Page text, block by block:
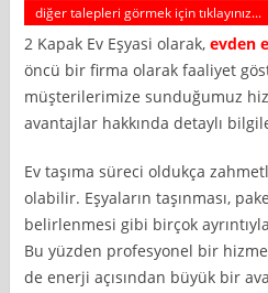
diğer talepleri görmek için tıklayınız...
2 Kapak Ev Eşyasi olarak,evden
öncü bir firma olarak faaliyet
müşterilerimize sunduğumuz
avantajlar hakkında detaylı
Ev taşıma süreci oldukça
olabilir. Eşyaların taşınması,
belirlenmesi gibi birçok
Bu yüzden profesyonel bir
de enerji açısından büyük bir